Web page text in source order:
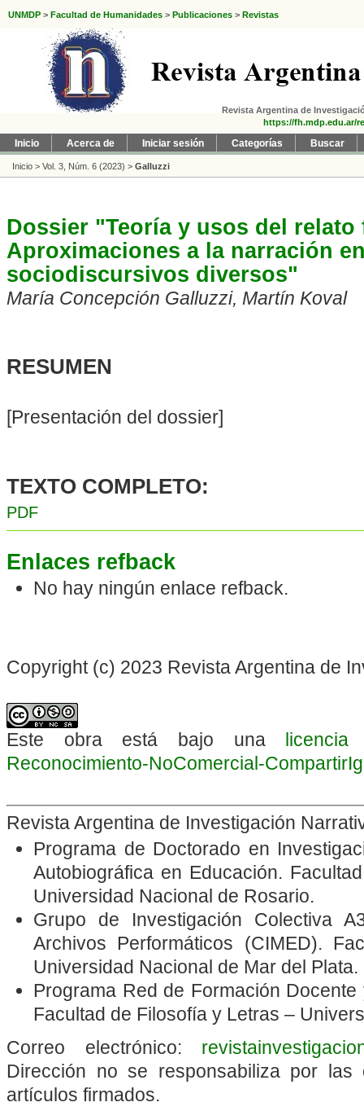
UNMDP > Facultad de Humanidades > Publicaciones > Revistas
Revista Argentina de
https://fh.mdp.edu.ar/
Inicio Acerca de Iniciar sesión Categorías Buscar
Inicio > Vol. 3, Núm. 6 (2023) > Galluzzi
Dossier "Teoría y usos del relato
Aproximaciones a la narración
sociodiscursivos diversos"
María Concepción Galluzzi, Martín Koval
RESUMEN
[Presentación del dossier]
TEXTO COMPLETO:
PDF
Enlaces refback
No hay ningún enlace refback.
Copyright (c) 2023 Revista Argentina de
Este obra está bajo una
Reconocimiento-NoComercial-
Revista Argentina de Investigación
Programa de Doctorado en
Autobiográfica en Educación.
Universidad Nacional de Rosario.
Grupo de Investigación Colectiva
Archivos Performáticos (CIMED).
Universidad Nacional de Mar del Plata.
Programa Red de Formación
Facultad de Filosofía y Letras –
Correo electrónico:
Dirección no se responsabiliza por las
artículos firmados.